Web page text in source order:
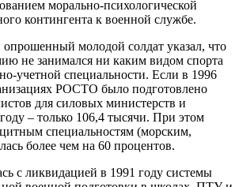
морально-психологической
контингента к военной службе.
молодой солдат указал, что
не занимался ни каким видом спорта
учетной специальности. Если в 1996
РОСТО было подготовлено
для силовых министерств и
– только 106,4 тысячи. При этом
специальностям (морским,
более чем на 60 процентов.
с ликвидацией в 1991 году системы